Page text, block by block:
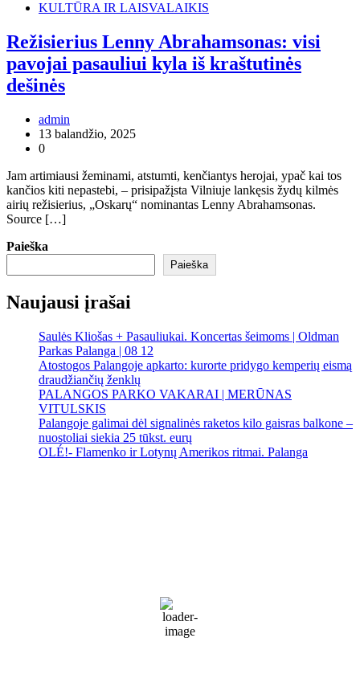
KULTŪRA IR LAISVALAIKIS
Režisierius Lenny Abrahamsonas: visi
pavojai pasauliui kyla iš kraštutinės
dešinės
admin
13 balandžio, 2025
0
Jam artimiausi žeminami, atstumti, kenčiantys herojai, ypač kai tos
kančios kiti nepastebi, – prisipažįsta Vilniuje lankęsis žydų kilmės
airių režisierius, „Oskarų“ nominantas Lenny Abrahamsonas.
Source […]
Paieška
Paieška
Naujausi įrašai
Saulės Kliošas + Pasauliukai. Koncertas šeimoms | Oldman
Parkas Palanga | 08 12
Atostogos Palangoje apkarto: kurorte pridygo kemperių eismą
draudžiančių ženklų
PALANGOS PARKO VAKARAI | MERŪNAS
VITULSKIS
Palangoje galimai dėl signalinės raketos kilo gaisras balkone –
nuostoliai siekia 25 tūkst. eurų
OLÉ!- Flamenko ir Lotynų Amerikos ritmai. Palanga
71 %